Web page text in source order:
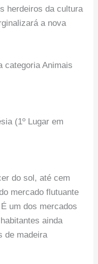
herdeiros da cultura
a nova
categoria Animais
(1º Lugar em
do sol, até cem
mercado flutuante
um dos mercados
ainda
de madeira